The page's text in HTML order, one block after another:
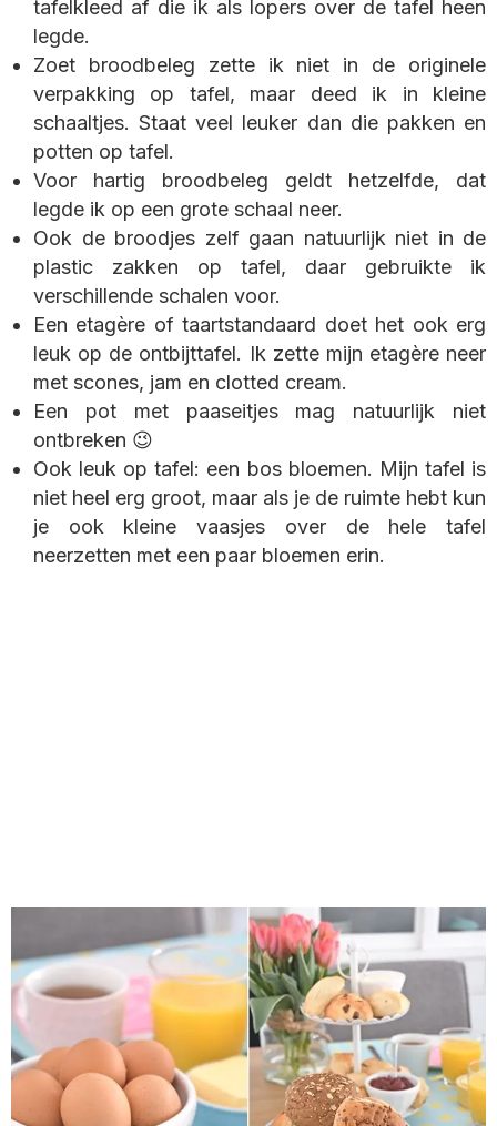
tafelkleed af die ik als lopers over de tafel heen
legde.
Zoet broodbeleg zette ik niet in de originele
verpakking op tafel, maar deed ik in kleine
schaaltjes. Staat veel leuker dan die pakken en
potten op tafel.
Voor hartig broodbeleg geldt hetzelfde, dat
legde ik op een grote schaal neer.
Ook de broodjes zelf gaan natuurlijk niet in de
plastic zakken op tafel, daar gebruikte ik
verschillende schalen voor.
Een etagère of taartstandaard doet het ook erg
leuk op de ontbijttafel. Ik zette mijn etagère neer
met scones, jam en clotted cream.
Een pot met paaseitjes mag natuurlijk niet
ontbreken 😉
Ook leuk op tafel: een bos bloemen. Mijn tafel is
niet heel erg groot, maar als je de ruimte hebt kun
je ook kleine vaasjes over de hele tafel
neerzetten met een paar bloemen erin.